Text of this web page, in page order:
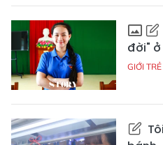
đời"
GIỚI TRẺ